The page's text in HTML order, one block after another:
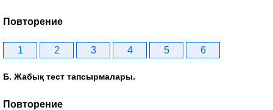
Повторение
1 2 3 4 5 6
Б. Жабық тест тапсырмалары.
Повторение